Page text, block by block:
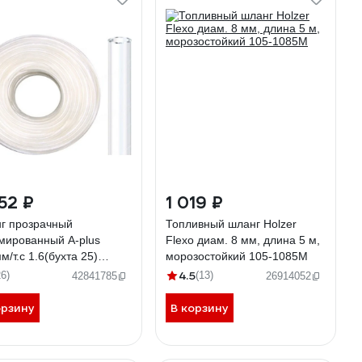
₽
прозрачный
A-plus
т.с 1.6(бухта 25)
42841785
1 019 ₽
Топливный шланг Holzer
Flexo диам. 8 мм, длина 5 м,
морозостойкий 105-1085M
4.5(13) 26914052
В корзину